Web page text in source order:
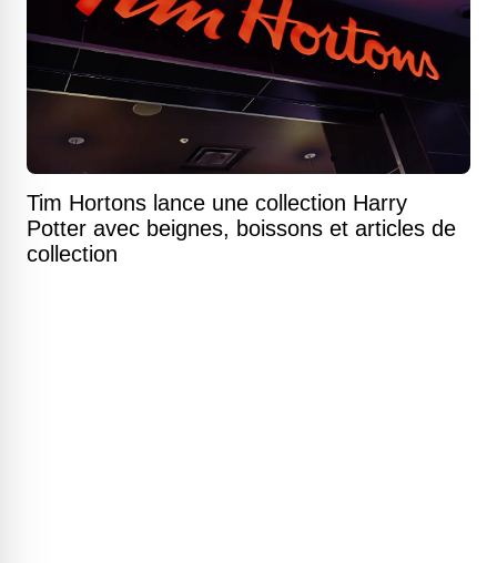
Tim Hortons lance une collection Harry
Potter avec beignes, boissons et articles de
collection